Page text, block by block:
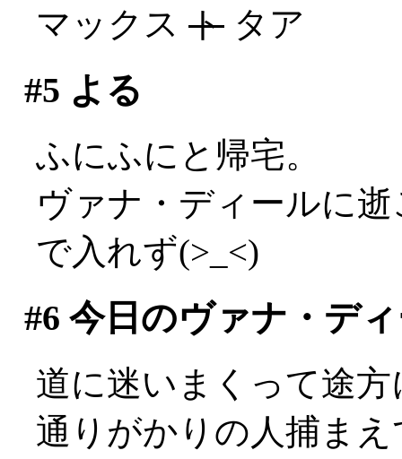
マックス ト タア
#5 よる
ふにふにと帰宅。
ヴァナ・ディールに
で入れず(>_<)
#6 今日のヴァナ・デ
道に迷いまくって途
通りがかりの人捕ま